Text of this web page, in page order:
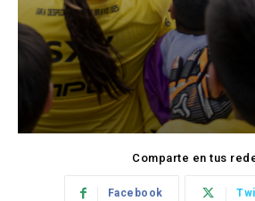
Comparte en tus
Facebook